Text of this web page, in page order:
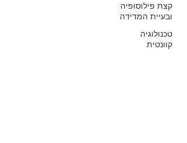
קצת פילוסופיה
ובעיית המדידה
טכנולוגיה
קוונטית